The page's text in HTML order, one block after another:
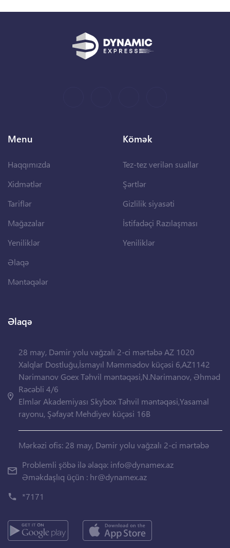
Menu
Haqqımızda
Xidmətlər
Tariflər
Mağazalar
Yeniliklər
Əlaqə
Məntəqələr
Kömək
Tez-tez verilən suallar
Şərtlər
Gizlilik siyasəti
İstifadəçi Razılaşması
Yeniliklər
Əlaqə
28 may, Dəmir yolu vağzalı 2-ci mərtəbə AZ 1020
Xalqlar Dostluğu,İsmayıl Məmmədov küçəsi 6,AZ1142
Nərimanov Goex Təhvil məntəqəsi,N.Nərimanov, Əhməd
Rəcəbli 4/6
Elmlər Akademiyası Skybox Təhvil məntəqəsi,Yasamal
rayonu, Şəfayət Mehdiyev küçəsi 16B
Mərkəzi ofis: 28 may, Dəmir yolu vağzalı 2-ci mərtəbə
Problemli şöbə ilə əlaqə: info@dynamex.az
Əməkdaşlıq üçün : hr@dynamex.az
*7171